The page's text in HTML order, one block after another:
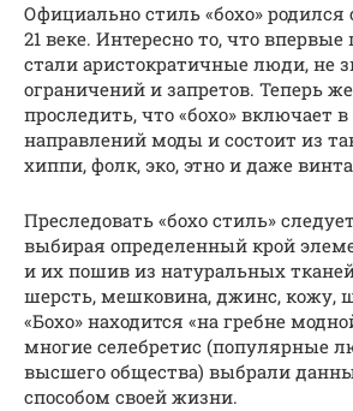
Официально стиль «бохо» родился
21 веке. Интересно то, что впервые
стали аристократичные люди, не
ограничений и запретов. Теперь
проследить, что «бохо» включает
направлений моды и состоит из
хиппи, фолк, эко, этно и даже
Преследовать «бохо стиль»
выбирая определенный крой
и их пошив из натуральных
шерсть, мешковина, джинс, кожу,
«Бохо» находится «на гребне
многие селебретис (популярные
высшего общества) выбрали
способом своей жизни.